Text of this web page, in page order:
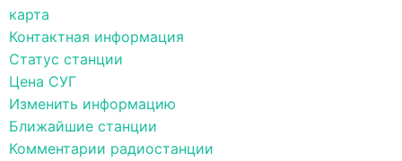
карта
Контактная информация
Статус станции
Цена СУГ
Изменить информацию
Ближайшие станции
Комментарии радиостанции